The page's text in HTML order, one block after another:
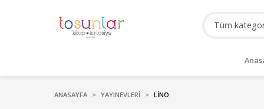
ANASAYFA YAYINEVLERI LİNO